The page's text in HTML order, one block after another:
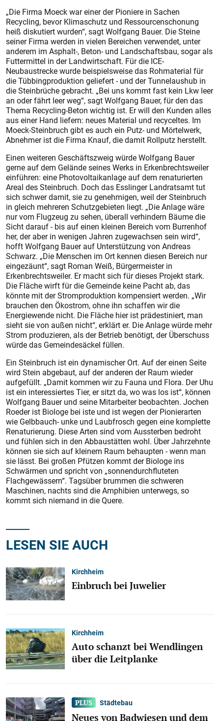
„Die Firma Moeck war einer der Pioniere in Sachen
Recycling, bevor Klimaschutz und Ressourcenschonung
heiß diskutiert wurden“, sagt Wolfgang Bauer. Die Steine
seiner Firma werden in vielen Bereichen verwendet, unter
anderem im Asphalt-, Beton- und Landschaftsbau, sogar als
Futtermittel in der Landwirtschaft. Für die ICE-
Neubaustrecke wurde beispielsweise das Rohmaterial für
die Tübbingproduktion geliefert - und der Tunnelaushub in
die Steinbrüche gebracht. „Bei uns kommt fast kein Lkw leer
an oder fährt leer weg“, sagt Wolfgang Bauer, für den das
Thema Recycling-Beton wichtig ist. Er will den Kunden alles
aus einer Hand liefern: neues Material und recyceltes. Im
Moeck-Steinbruch gibt es auch ein Putz- und Mörtelwerk,
Abnehmer ist die Firma Knauf, die damit Rollputz herstellt.
Einen weiteren Geschäftszweig würde Wolfgang Bauer
gerne auf dem Gelände seines Werks in Erkenbrechtsweiler
einführen: eine Photovoltaikanlage auf dem renaturierten
Areal des Steinbruch. Doch das Esslinger Landratsamt tut
sich schwer damit, sie zu genehmigen, weil der Steinbruch
in gleich mehreren Schutzgebieten liegt. „Die Anlage wäre
nur vom Flugzeug zu sehen, überall verhindern Bäume die
Sicht darauf - bis auf einen kleinen Bereich vom Burrenhof
her, der aber in wenigen Jahren zugewachsen sein wird“,
hofft Wolfgang Bauer auf Unterstützung von Andreas
Schwarz. „Die Menschen im Ort kennen diesen Bereich nur
eingezäunt“, sagt Roman Weiß, Bürgermeister in
Erkenbrechtsweiler. Er macht sich für dieses Projekt stark.
Die Fläche wirft für die Gemeinde keine Pacht ab, das
könnte mit der Stromproduktion kompensiert werden. „Wir
brauchen den Ökostrom, ohne ihn schaffen wir die
Energiewende nicht. Die Fläche hier ist prädestiniert, man
sieht sie von außen nicht“, erklärt er. Die Anlage würde mehr
Strom produzieren, als der Betrieb benötigt, der Überschuss
würde das Gemeindesäckel füllen.
Ein Steinbruch ist ein dynamischer Ort. Auf der einen Seite
wird Stein abgebaut, auf der anderen der Raum wieder
aufgefüllt. „Damit kommen wir zu Fauna und Flora. Der Uhu
ist ein interessiertes Tier, er sitzt da, wo was los ist“, können
Wolfgang Bauer und seine Mitarbeiter beobachten. Jochen
Roeder ist Biologe bei iste und ist wegen der Pionierarten
wie Gelbbauch- unke und Laubfrosch gegen eine komplette
Renaturierung. Diese Arten sind vom Aussterben bedroht
und fühlen sich in den Abbaustätten wohl. Über Jahrzehnte
können sie sich auf kleinem Raum behaupten - wenn man
sie lässt. Bei großen Pfützen kommt der Biologe ins
Schwärmen und spricht von „sonnendurchfluteten
Flachgewässern“. Tagsüber brummen die schweren
Maschinen, nachts sind die Amphibien unterwegs, so
kommt sich niemand in die Quere.
LESEN SIE AUCH
Kirchheim
Einbruch bei Juwelier
Kirchheim
Auto schanzt bei Wendlingen
über die Leitplanke
Städtebau
Neues von Badwiesen und dem